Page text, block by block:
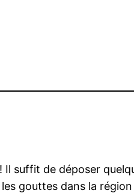
suffit de déposer
gouttes dans la